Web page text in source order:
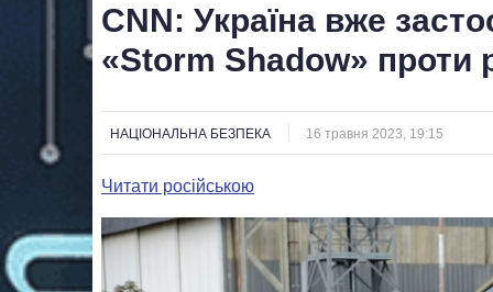
CNN: Україна вже
«Storm Shadow» проти
НАЦІОНАЛЬНА БЕЗПЕКА 16 травня 2023, 19:15
Читати російською